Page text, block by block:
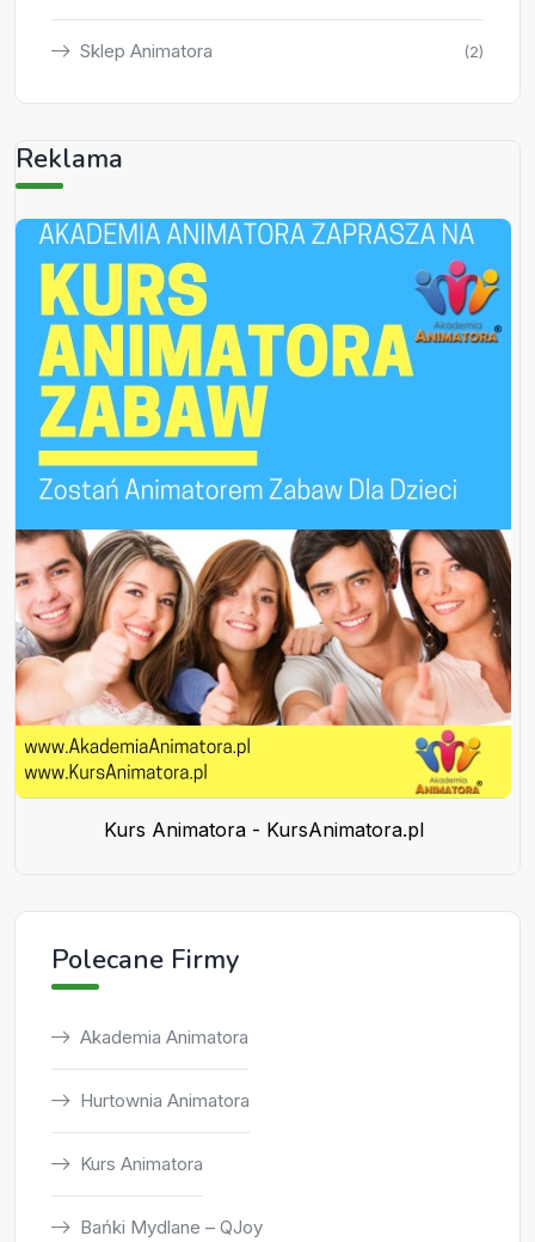
Sklep Animatora (2)
Reklama
Kurs Animatora - KursAnimatora.pl
Polecane Firmy
Akademia Animatora
Hurtownia Animatora
Kurs Animatora
Bańki Mydlane – QJoy